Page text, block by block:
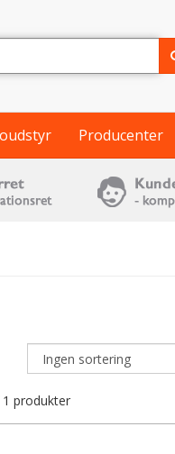
Producenter
produkter